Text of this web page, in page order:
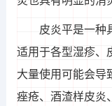
皮炎平是一种
适用于各型湿疹、
大量使用可能会导
痤疮、酒渣样皮炎